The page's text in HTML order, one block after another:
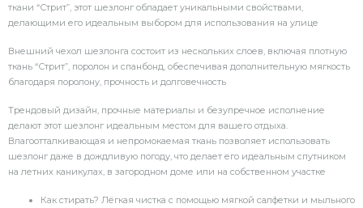
ткани “Стрит”, этот шезлонг обладает уникальными свойствами,
делающими его идеальным выбором для использования на улице
Внешний чехол шезлонга состоит из нескольких слоев, включая плотную
ткань “Стрит”, поролон и спанбонд, обеспечивая дополнительную мягкость
благодаря поролону, прочность и долговечность
Трендовый дизайн, прочные материалы и безупречное исполнение
делают этот шезлонг идеальным местом для вашего отдыха.
Влагоотталкивающая и непромокаемая ткань позволяет использовать
шезлонг даже в дождливую погоду, что делает его идеальным спутником
на летних каникулах, в загородном доме или на собственном участке
Как стирать? Лёгкая чистка с помощью мягкой салфетки и мыльного